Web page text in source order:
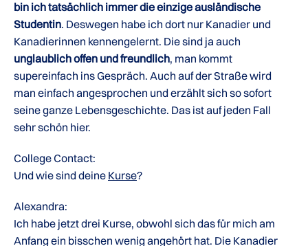
bin ich tatsächlich immer die einzige ausländische
Studentin. Deswegen habe ich dort nur Kanadier und
Kanadierinnen kennengelernt. Die sind ja auch
unglaublich offen und freundlich, man kommt
supereinfach ins Gespräch. Auch auf der Straße wird
man einfach angesprochen und erzählt sich so sofort
seine ganze Lebensgeschichte. Das ist auf jeden Fall
sehr schön hier.
College Contact:
Und wie sind deine Kurse?
Alexandra:
Ich habe jetzt drei Kurse, obwohl sich das für mich am
Anfang ein bisschen wenig angehört hat. Die Kanadier